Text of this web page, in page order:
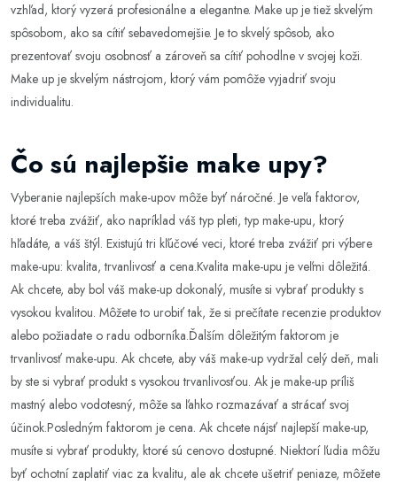
vzhľad, ktorý vyzerá profesionálne a elegantne. Make up je tiež skvelým
spôsobom, ako sa cítiť sebavedomejšie. Je to skvelý spôsob, ako
prezentovať svoju osobnosť a zároveň sa cítiť pohodlne v svojej koži.
Make up je skvelým nástrojom, ktorý vám pomôže vyjadriť svoju
individualitu.
Čo sú najlepšie make upy?
Vyberanie najlepších make-upov môže byť náročné. Je veľa faktorov,
ktoré treba zvážiť, ako napríklad váš typ pleti, typ make-upu, ktorý
hľadáte, a váš štýl. Existujú tri kľúčové veci, ktoré treba zvážiť pri výbere
make-upu: kvalita, trvanlivosť a cena.Kvalita make-upu je veľmi dôležitá.
Ak chcete, aby bol váš make-up dokonalý, musíte si vybrať produkty s
vysokou kvalitou. Môžete to urobiť tak, že si prečítate recenzie produktov
alebo požiadate o radu odborníka.Ďalším dôležitým faktorom je
trvanlivosť make-upu. Ak chcete, aby váš make-up vydržal celý deň, mali
by ste si vybrať produkt s vysokou trvanlivosťou. Ak je make-up príliš
mastný alebo vodotesný, môže sa ľahko rozmazávať a strácať svoj
účinok.Posledným faktorom je cena. Ak chcete nájsť najlepší make-up,
musíte si vybrať produkty, ktoré sú cenovo dostupné. Niektorí ľudia môžu
byť ochotní zaplatiť viac za kvalitu, ale ak chcete ušetriť peniaze, môžete